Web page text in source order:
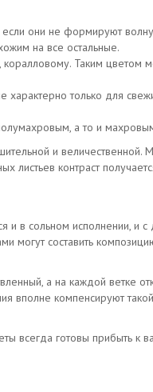
они не формируют
на все остальные.
Таким цветом
только для
а то и
и величественной.
листьев контраст
и в сольном исполнении, и
могут составить
а на каждой ветке
вполне компенсируют
всегда готовы прибыть к